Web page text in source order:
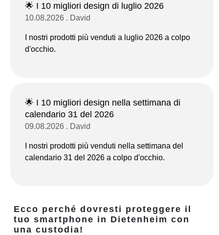
🌟 I 10 migliori design di luglio 2026
10.08.2026 . David
I nostri prodotti più venduti a luglio 2026 a colpo
d'occhio.
🌟 I 10 migliori design nella settimana di
calendario 31 del 2026
09.08.2026 . David
I nostri prodotti più venduti nella settimana del
calendario 31 del 2026 a colpo d'occhio.
Ecco perché dovresti proteggere il
tuo smartphone in Dietenheim con
una custodia!